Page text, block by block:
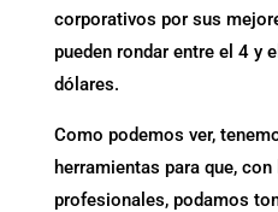
corporativos por sus
pueden rondar entre el 4 y
dólares.
Como podemos ver,
herramientas para que, con
profesionales, podamos